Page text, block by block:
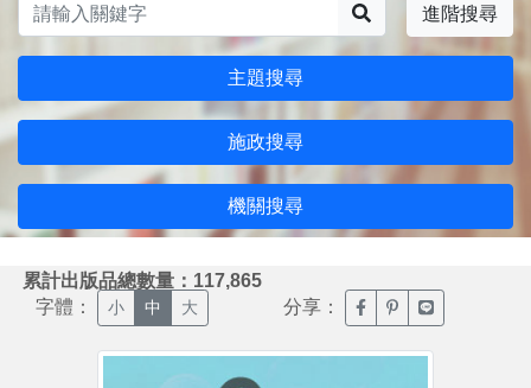
進階搜尋
主題搜尋
施政搜尋
機關搜尋
累計出版品總數量：117,865
字體： 小 中 大 分享： 臉書分享(另開新視窗)
噗浪分享(另開新
Line分享(另